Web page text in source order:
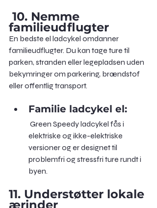
10. Nemme
familieudflugter
En bedste el ladcykel omdanner
familieudflugter. Du kan tage ture til
parken, stranden eller legepladsen uden
bekymringer om parkering, brændstof
eller offentlig transport.
Familie ladcykel el:
elektriske og ikke-elektriske
versioner og er designet til
problemfri og stressfri ture rundt i
byen.
11. Understøtter lokale
ærinder